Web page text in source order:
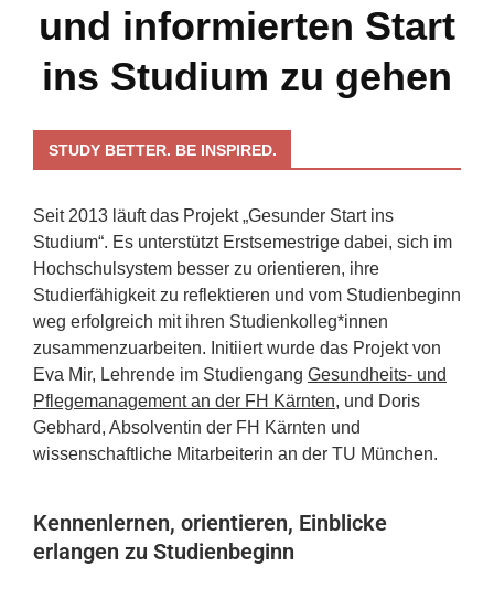
und informierten Start
ins Studium zu gehen
STUDY BETTER. BE INSPIRED.
Seit 2013 läuft das Projekt „Gesunder Start ins
Studium“. Es unterstützt Erstsemestrige dabei, sich im
Hochschulsystem besser zu orientieren, ihre
Studierfähigkeit zu reflektieren und vom Studienbeginn
weg erfolgreich mit ihren Studienkolleg*innen
zusammenzuarbeiten. Initiiert wurde das Projekt von
Eva Mir, Lehrende im Studiengang Gesundheits- und
Pflegemanagement an der FH Kärnten, und Doris
Gebhard, Absolventin der FH Kärnten und
wissenschaftliche Mitarbeiterin an der TU München.
Kennenlernen, orientieren, Einblicke
erlangen zu Studienbeginn